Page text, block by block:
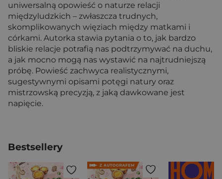
uniwersalną opowieść o naturze relacji
międzyludzkich – zwłaszcza trudnych,
skomplikowanych więziach między matkami i
córkami. Autorka stawia pytania o to, jak bardzo
bliskie relacje potrafią nas podtrzymywać na duchu,
a jak mocno mogą nas wystawić na najtrudniejszą
próbę. Powieść zachwyca realistycznymi,
sugestywnymi opisami potęgi natury oraz
mistrzowską precyzją, z jaką dawkowane jest
napięcie.
Bestsellery